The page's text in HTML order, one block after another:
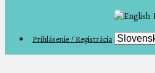
Prihlásenie / Registrácia